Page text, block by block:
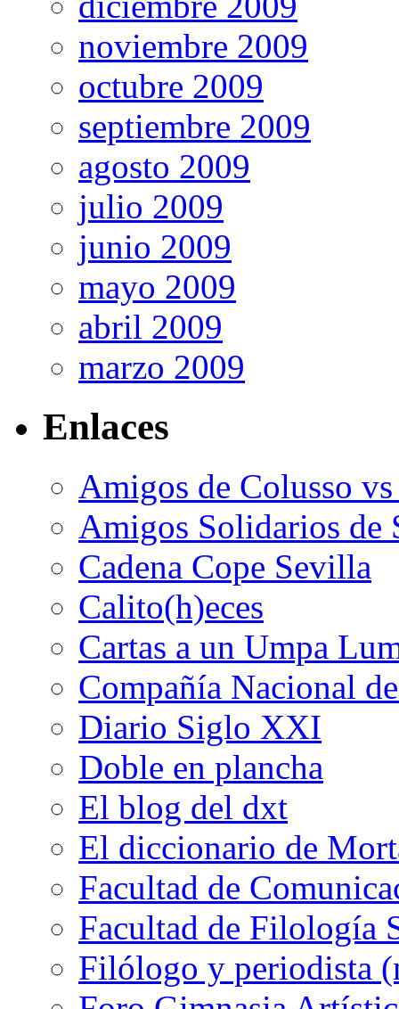
noviembre 2009
octubre 2009
septiembre 2009
agosto 2009
julio 2009
junio 2009
mayo 2009
abril 2009
marzo 2009
Enlaces
Amigos de Colusso
Amigos Solidarios de
Cadena Cope Sevilla
Calito(h)eces
Cartas a un Umpa
Compañía Nacional
Diario Siglo XXI
Doble en plancha
El blog del dxt
El diccionario de
Facultad de
Facultad de Filología
Filólogo y periodista